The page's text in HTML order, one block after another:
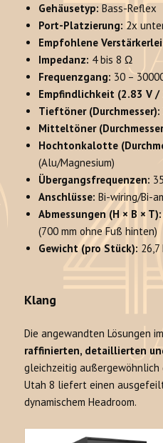
Gehäusetyp: Bass-Reflex
Port-Platzierung: 2x
Empfohlene
Impedanz: 4 bis 8 Ω
Frequenzgang: 30 –
Empfindlichkeit (2.83 V /
Tieftöner (Durchmesser):
Mitteltöner
Hochtonkalotte
(Alu/Magnesium)
Übergangsfrequenzen:
Anschlüsse: Bi-wiring/Bi-
Abmessungen (H × B × T):
(700 mm ohne Fuß hinten)
Gewicht (pro Stück): 26,7
Klang
Die angewandten Lösungen
raffinierten, detaillierten
gleichzeitig außergewöhnlich
Utah 8 liefert einen
dynamischem Headroom.